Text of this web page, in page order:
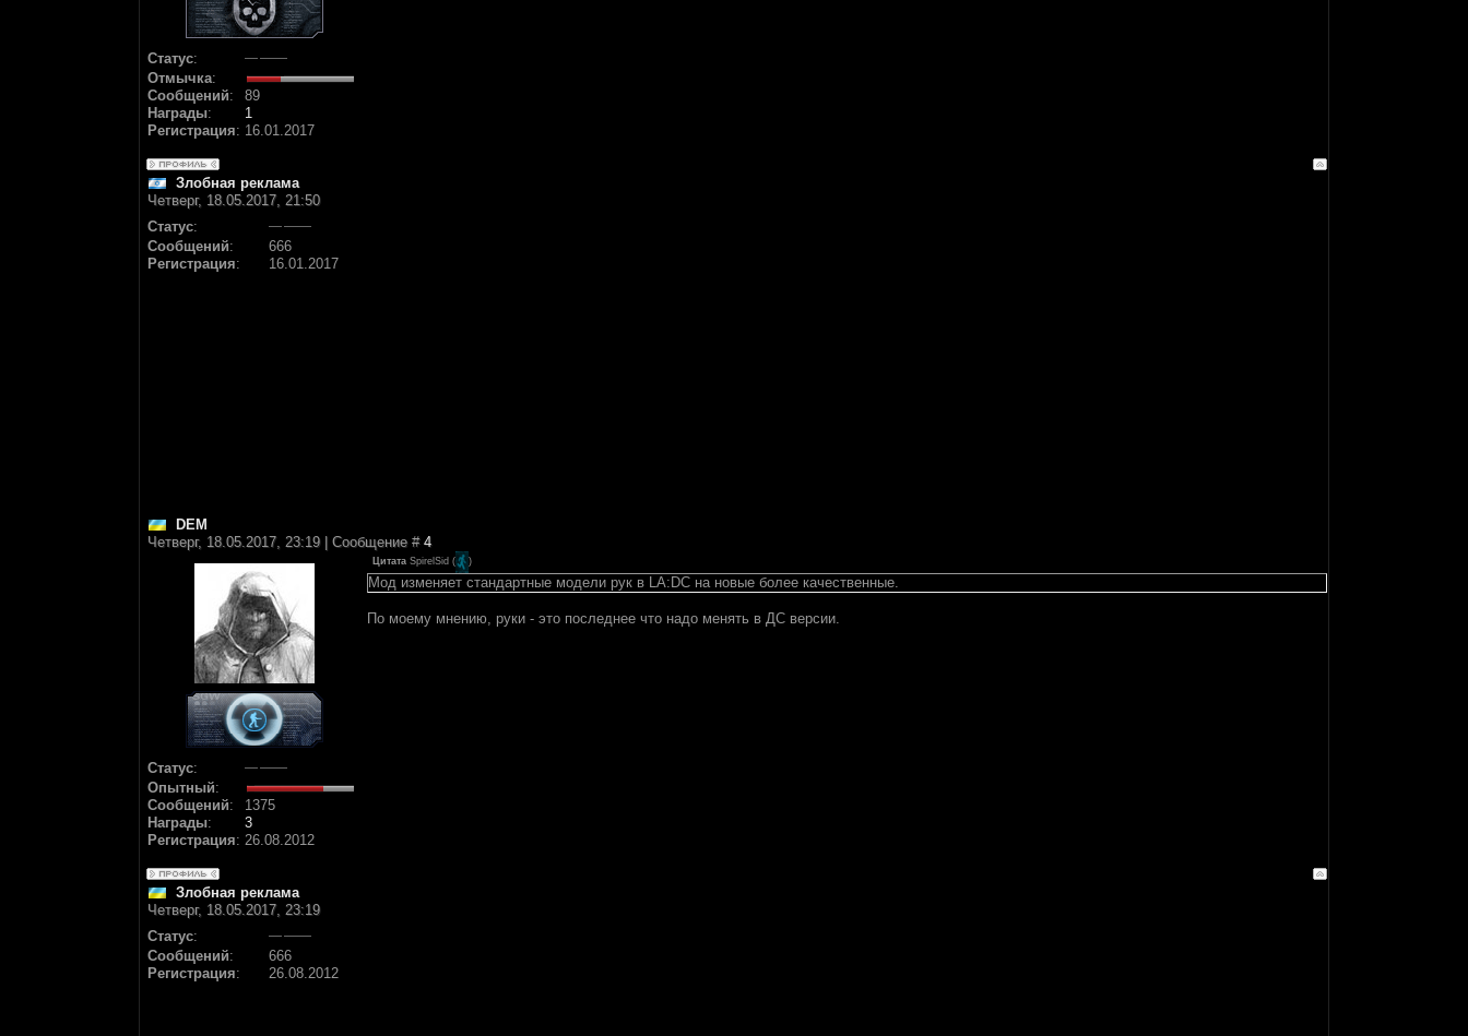
Статус:
Отмычка:
Сообщений:
89
Награды:
1
Регистрация: 16.01.2017
Злобная реклама
Четверг, 18.05.2017, 21:50
Статус:
Сообщений:
666
Регистрация: 16.01.2017
DEM
Четверг, 18.05.2017, 23:19 | Сообщение # 4
Статус:
Опытный:
Сообщений:
1375
Награды:
3
Регистрация: 26.08.2012
Цитата SpirelSid ( )
Мод изменяет стандартные модели рук в LA:DC на новые более качественные.
По моему мнению, руки - это последнее что надо менять в ДС версии.
Злобная реклама
Четверг, 18.05.2017, 23:19
Статус:
Сообщений:
666
Регистрация: 26.08.2012